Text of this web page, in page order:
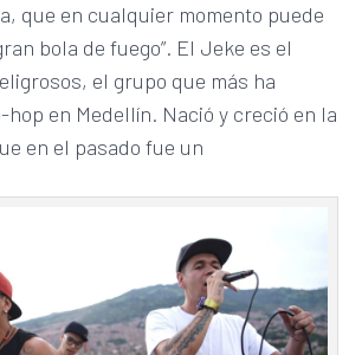
que en cualquier momento puede
bola de fuego”. El Jeke es el
el grupo que más ha
en Medellín. Nació y creció en la
en el pasado fue un